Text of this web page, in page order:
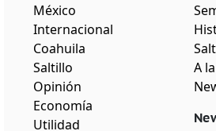
México
Internacional
Coahuila
Saltillo
Opinión
Economía
Utilidad
A